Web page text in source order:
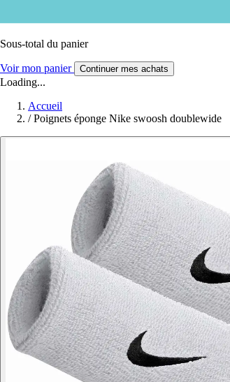
Sous-total du panier
Voir mon panier Continuer mes achats
Loading...
Accueil
/ Poignets éponge Nike swoosh doublewide